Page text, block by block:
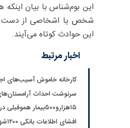
این بوم‌شناس با بیان
شخص یا اشخاصی از دست
این حوادث کوتاه می‌آیند.
اخبار مرتبط
کارخانه خاموش آسیب‌های
سرنوشت احداث
۱۵هزارو۵۰۰بیمار هموفیلی در کشور وجود دارد
افشای اطلاعات بانکی ۱۲۰۰شهروند تهرانی در یک غرفه میوه‌وتره‌بار